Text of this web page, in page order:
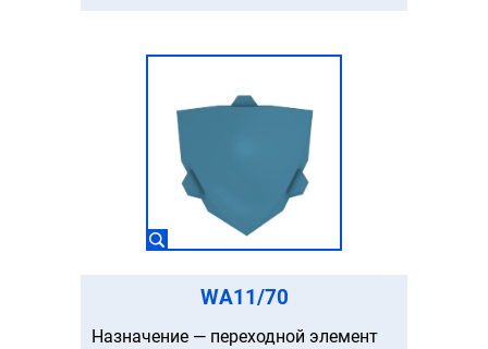
WA11/70
Назначение — переходной элемент